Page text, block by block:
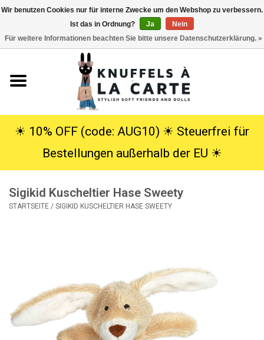
Kuscheltiere
SALE
Lookbooks
Marken
☀︎ 10% OFF (code: AUG10) ☀︎ Steuerfrei für
Bestellungen außerhalb der EU ☀︎
Sigikid Kuscheltier Hase Sweety
STARTSEITE / SIGIKID KUSCHELTIER HASE SWEETY
Wir benutzen Cookies nur für interne Zwecke um den Webshop zu verbessern.
Ist das in Ordnung?
Ja
Nein
Für weitere Informationen beachten Sie bitte unsere Datenschutzerklärung. »